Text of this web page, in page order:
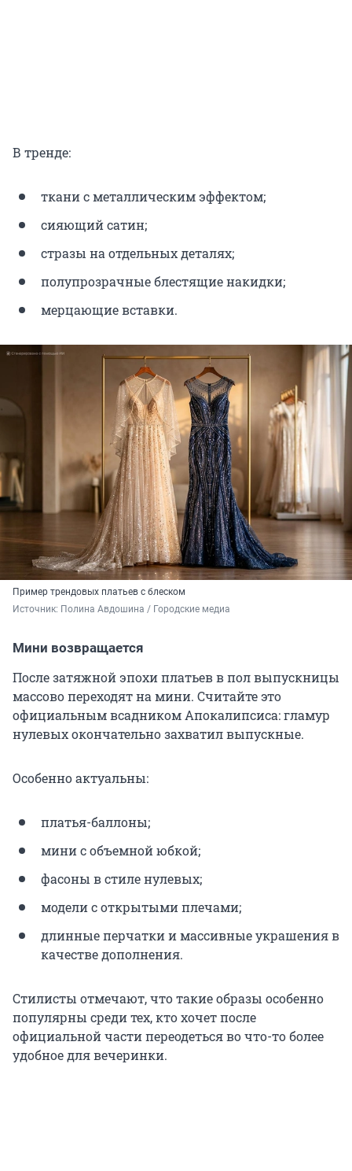
В тренде:
ткани с металлическим эффектом;
сияющий сатин;
стразы на отдельных деталях;
полупрозрачные блестящие накидки;
мерцающие вставки.
Пример трендовых платьев с блеском
Источник: Полина Авдошина / Городские медиа
Мини возвращается
После затяжной эпохи платьев в пол выпускницы
массово переходят на мини. Считайте это
официальным всадником Апокалипсиса: гламур
нулевых окончательно захватил выпускные.
Особенно актуальны:
платья-баллоны;
мини с объемной юбкой;
фасоны в стиле нулевых;
модели с открытыми плечами;
длинные перчатки и массивные украшения в
качестве дополнения.
Стилисты отмечают, что такие образы особенно
популярны среди тех, кто хочет после
официальной части переодеться во что-то более
удобное для вечеринки.